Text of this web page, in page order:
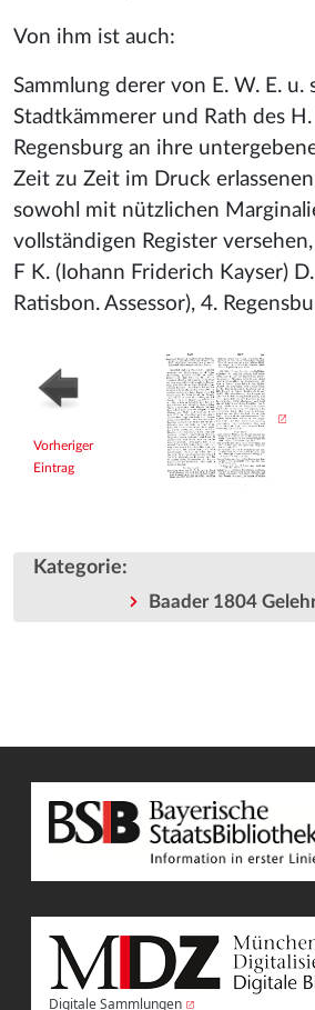
Von ihm ist auch:
Sammlung derer von E. W. E. u.
Stadtkämmerer und Rath des
Regensburg an ihre
Zeit zu Zeit im Druck
sowohl mit nützlichen
vollständigen Register
F K. (Iohann Friderich Kayser)
Ratisbon. Assessor), 4.
Vorheriger
Eintrag
Kategorie:
Baader 1804
Digitale Sammlungen